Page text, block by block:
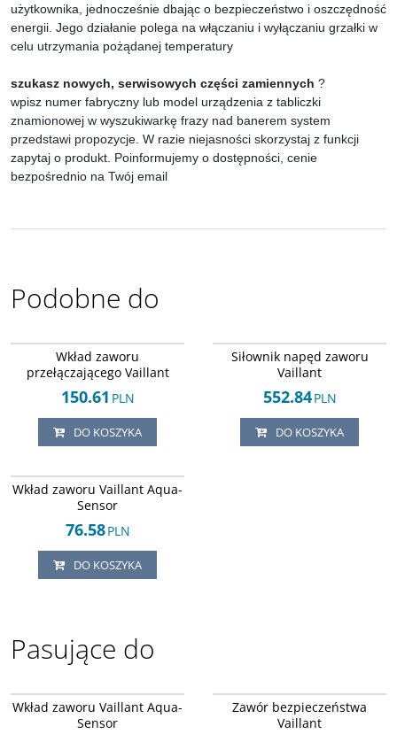
użytkownika, jednocześnie dbając o bezpieczeństwo i oszczędność
energii. Jego działanie polega na włączaniu i wyłączaniu grzałki w
celu utrzymania pożądanej temperatury
szukasz nowych, serwisowych części zamiennych ?
wpisz numer fabryczny lub model urządzenia z tabliczki
znamionowej w wyszukiwarkę frazy nad banerem system
przedstawi propozycje. W razie niejasności skorzystaj z funkcji
zapytaj o produkt. Poinformujemy o dostępności, cenie
bezpośrednio na Twój email
Podobne do
Wkład zaworu
przełączającego Vaillant
150.61 PLN
DO KOSZYKA
Siłownik napęd zaworu
Vaillant
552.84PLN
DO KOSZYKA
Wkład zaworu Vaillant Aqua-
Sensor
76.58PLN
DO KOSZYKA
Pasujące do
Wkład zaworu Vaillant Aqua-
Sensor
Zawór bezpieczeństwa
Vaillant